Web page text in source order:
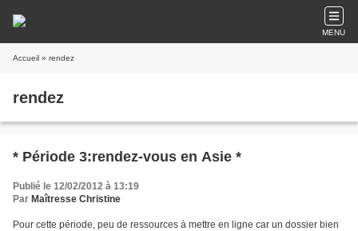
MENU
Accueil » rendez
rendez
* Période 3:rendez-vous en Asie *
Publié le 12/02/2012 à 13:19
Par Maîtresse Christine
Pour cette période, peu de ressources à mettre en ligne car un dossier bien